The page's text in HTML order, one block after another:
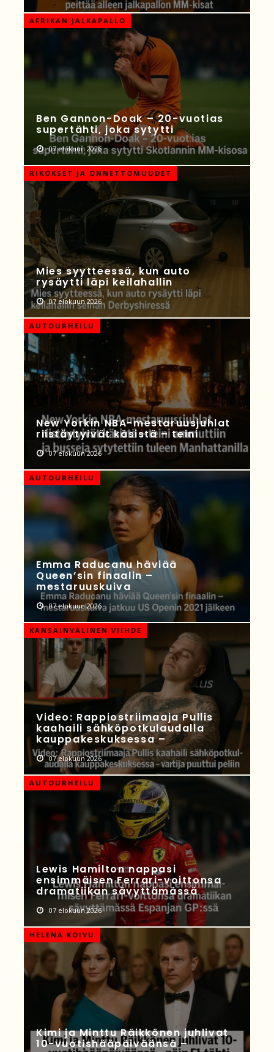
AFRIKAN JALKAPALLO
Ben Gannon-Doak – 20-vuotias
supertähti, joka sytytti
07 elokuun 2026
RIKOKSET JA ONNETTOMUUDET
Mies syytteessä, kun auto
rysäytti läpi keilahallin
07 elokuun 2026
AUTOURHEILU
New Yorkin NBA-mestaruusjuhlat
riistäytyivät käsistä – teini
07 elokuun 2026
AUTOURHEILU
Emma Raducanu häviää
Queen’sin finaalin –
mestaruuskuiva
07 elokuun 2026
KANSAINVÄLINEN VIIHDE
Video: Rappiostriimaaja Pullis
kaahaili sähköpotkulaudalla
kauppakeskuksessa –
07 elokuun 2026
AUTOURHEILU
Lewis Hamilton nappasi
ensimmäisen Ferrari-voittonsa
dramatiikan sävyttämässä
07 elokuun 2026
HELENA KOIVU
Kimi ja Minttu Räikkönen juhlivat
10-vuotishääpäiväänsä –